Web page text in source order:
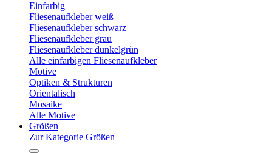
Einfarbig
Fliesenaufkleber weiß
Fliesenaufkleber schwarz
Fliesenaufkleber grau
Fliesenaufkleber dunkelgrün
Alle einfarbigen Fliesenaufkleber
Motive
Optiken & Strukturen
Orientalisch
Mosaike
Alle Motive
Größen
Zur Kategorie Größen